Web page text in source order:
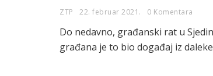
ZTP 22. februar 2021. 0 Komentara
Do nedavno, građanski rat u
građana je to bio događaj iz